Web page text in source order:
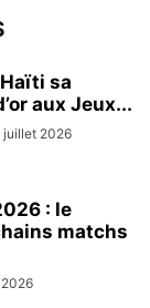
sa
aux Jeux...
juillet 2026
: le
matchs